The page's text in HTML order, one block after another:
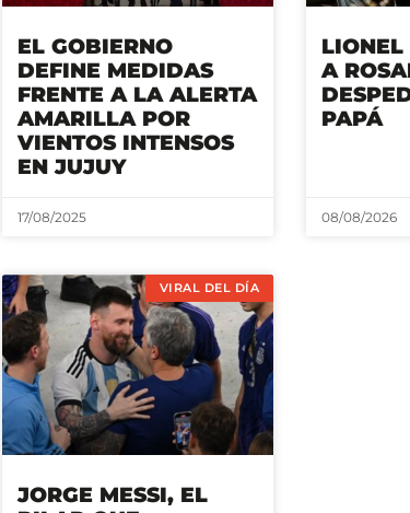
EL GOBIERNO
DEFINE MEDIDAS
FRENTE A LA ALERTA
AMARILLA POR
VIENTOS INTENSOS
EN JUJUY
17/08/2025
LIONEL
A
PAPÁ
08/08/2026
VIRAL DEL DÍA
JORGE MESSI, EL